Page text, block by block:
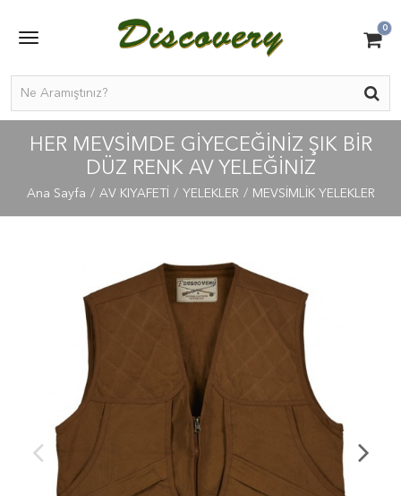
0
HER MEVSİMDE GİYECEĞİNİZ ŞIK BİR
DÜZ RENK AV YELEĞİNİZ
Ana Sayfa AV KIYAFETİ YELEKLER MEVSİMLİK YELEKLER